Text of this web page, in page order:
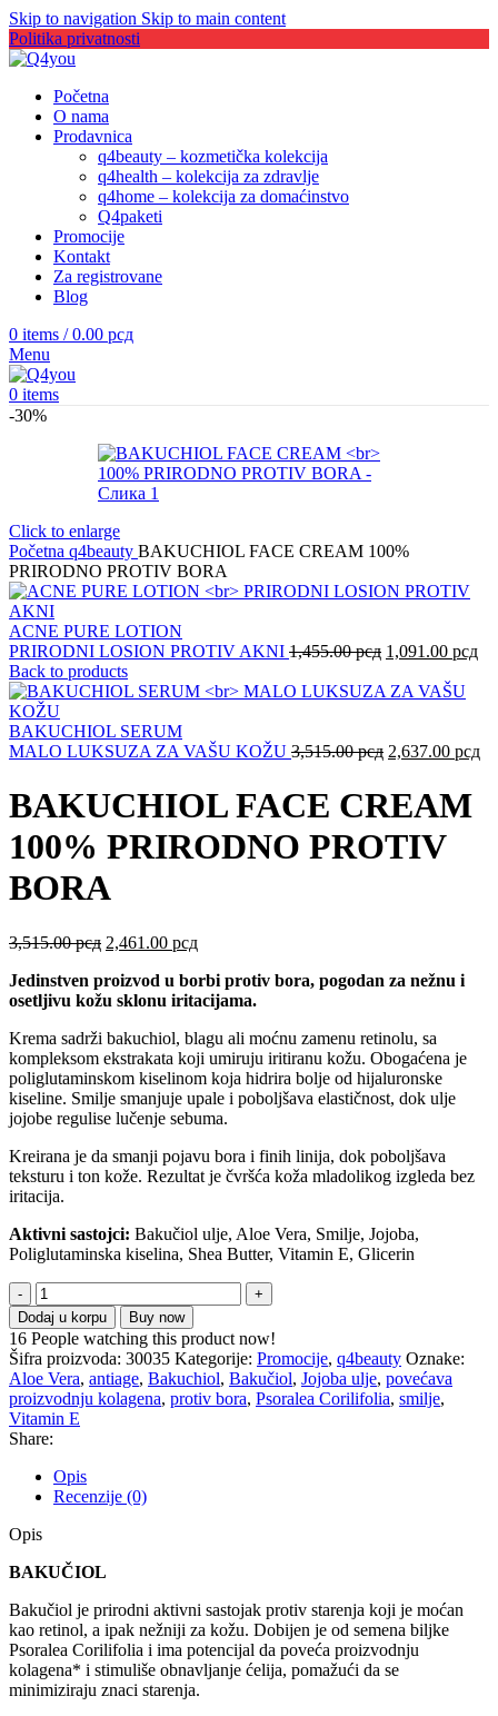
Skip to navigation Skip to main content
Politika privatnosti
Početna
O nama
Prodavnica
q4beauty – kozmetička kolekcija
q4health – kolekcija za zdravlje
q4home – kolekcija za domaćinstvo
Q4paketi
Promocije
Kontakt
Za registrovane
Blog
0 items / 0.00 рсд
Menu
0 items
-30%
Click to enlarge
Početna q4beauty BAKUCHIOL FACE CREAM 100%
PRIRODNO PROTIV BORA
ACNE PURE LOTION
PRIRODNI LOSION PROTIV AKNI 1,455.00рсд Оригинална
је
1,091.00 рсд
Back to products
BAKUCHIOL SERUM
MALO LUKSUZA ZA VAŠU KOŽU 3,515.00рсд Оригинална
је
била:
2,637.00 рсд
BAKUCHIOL FACE CREAM
100% PRIRODNO PROTIV
BORA
3,515.00рсд Оригинална
је
била:
2,461.00 рсдТренутна
је:
2,461.00 рсд.
Jedinstven proizvod u borbi protiv bora, pogodan za nežnu i
osetljivu kožu sklonu iritacijama.
Krema sadrži bakuchiol, blagu ali moćnu zamenu retinolu, sa
kompleksom ekstrakata koji umiruju iritiranu kožu. Obogaćena je
poliglutaminskom kiselinom koja hidrira bolje od hijaluronske
kiseline. Smilje smanjuje upale i poboljšava elastičnost, dok ulje
jojobe regulise lučenje sebuma.
Kreirana je da smanji pojavu bora i finih linija, dok poboljšava
teksturu i ton kože. Rezultat je čvršća koža mladolikog izgleda bez
iritacija.
Aktivni sastojci: Bakučiol ulje, Aloe Vera, Smilje, Jojoba,
Poliglutaminska kiselina, Shea Butter, Vitamin E, Glicerin
BAKUCHIOL
FACE
CREAM
100%
PRIRODNO
PROTIV
BORA
količina
Dodaj u korpu Buy now
16 People watching this product now!
Šifra proizvoda: 30035 Kategorije: Promocije, q4beauty Oznake:
Aloe Vera, antiage, Bakuchiol, Bakučiol, Jojoba ulje, povećava
proizvodnju kolagena, protiv bora, Psoralea Corilifolia, smilje,
Vitamin E
Share:
Opis
Recenzije (0)
Opis
BAKUČIOL
Bakučiol je prirodni aktivni sastojak protiv starenja koji je moćan
kao retinol, a ipak nežniji za kožu. Dobijen je od semena biljke
Psoralea Corilifolia i ima potencijal da poveća proizvodnju
kolagena* i stimuliše obnavljanje ćelija, pomažući da se
minimiziraju znaci starenja.